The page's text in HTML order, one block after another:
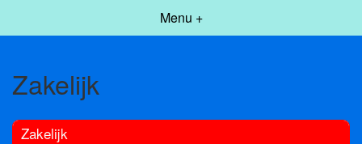
Menu +
Zakelijk
Zakelijk